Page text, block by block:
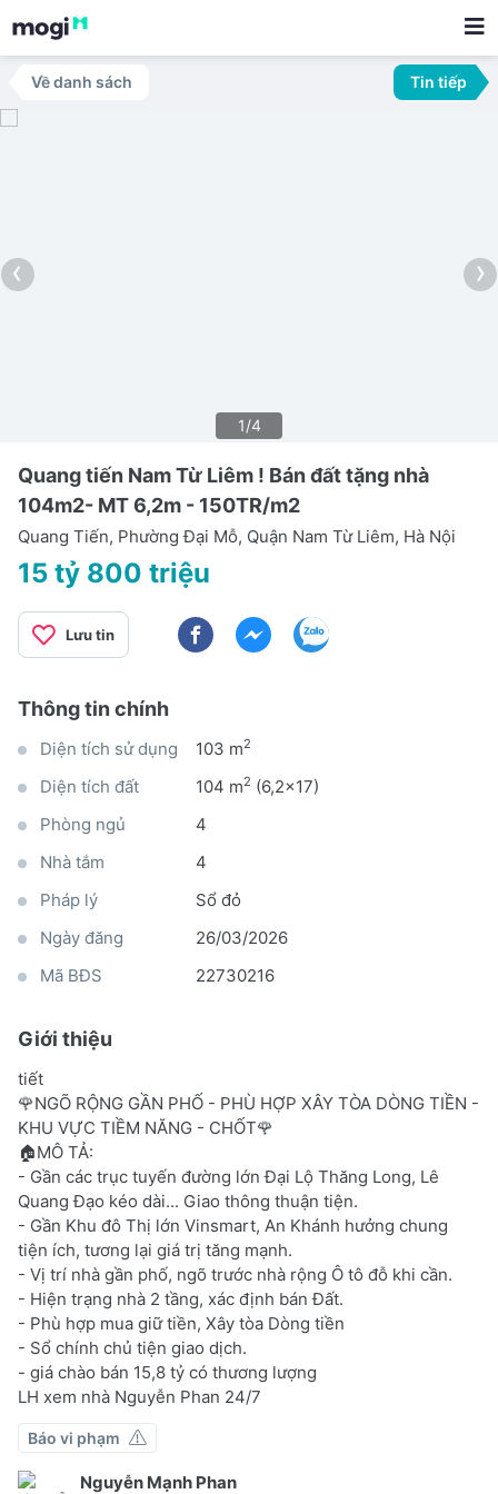
Về danh sách Tin tiếp
‹ ›
1/4
Quang tiến Nam Từ Liêm ! Bán đất tặng nhà
104m2- MT 6,2m - 150TR/m2
Quang Tiến, Phường Đại Mỗ, Quận Nam Từ Liêm, Hà Nội
15 tỷ 800 triệu
Lưu tin
Thông tin chính
Diện tích sử dụng 103 m2
Diện tích đất 104 m2 (6,2x17)
Phòng ngủ
4
Nhà tắm
4
Pháp lý
Sổ đỏ
Ngày đăng
26/03/2026
Mã BĐS
22730216
Giới thiệu
tiết
🌹NGÕ RỘNG GẦN PHỐ - PHÙ HỢP XÂY TÒA DÒNG TIỀN -
KHU VỰC TIỀM NĂNG - CHỐT🌹
🏠MÔ TẢ:
- Gần các trục tuyến đường lớn Đại Lộ Thăng Long, Lê
Quang Đạo kéo dài... Giao thông thuận tiện.
- Gần Khu đô Thị lớn Vinsmart, An Khánh hưởng chung
tiện ích, tương lại giá trị tăng mạnh.
- Vị trí nhà gần phố, ngõ trước nhà rộng Ô tô đỗ khi cần.
- Hiện trạng nhà 2 tầng, xác định bán Đất.
- Phù hợp mua giữ tiền, Xây tòa Dòng tiền
- Sổ chính chủ tiện giao dịch.
- giá chào bán 15,8 tỷ có thương lượng
LH xem nhà Nguyễn Phan 24/7
Báo vi phạm
Nguyễn Mạnh Phan